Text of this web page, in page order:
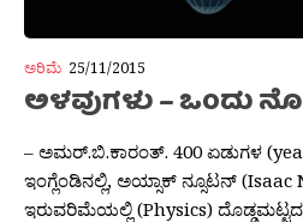
ಅರಿಮೆ 25/11/2015
ಅಳವುಗಳು – ಒಂದು
– ಅಮರ್.ಬಿ.ಕಾರಂತ್. 400 ಏಡುಗಳ
ಇಂಗ್ಲೆಂಡಿನಲ್ಲಿ, ಅಯ್ಸಾಕ್ ನ್ಸೂಟನ್ (Isaac
ಇರುವರಿಮೆಯಲ್ಲಿ (Physics)